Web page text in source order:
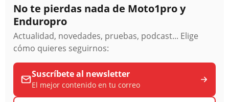
No te pierdas nada de Moto1pro y
Enduropro
Actualidad, novedades, pruebas, podcast... Elige
cómo quieres seguirnos:
Suscríbete al newsletter
El mejor contenido en tu correo